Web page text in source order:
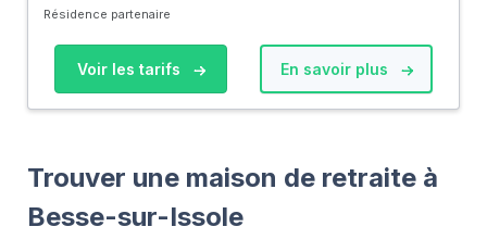
Résidence partenaire
Voir les tarifs En savoir plus
Trouver une maison de retraite à
Besse-sur-Issole